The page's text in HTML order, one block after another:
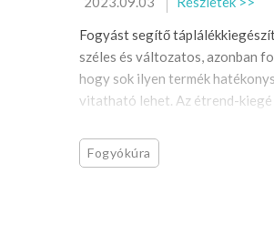
Fogyást segítő
széles és változatos, azonban
hogy sok ilyen termék
vitatható lehet. Az étrend-kiegé
Fogyókúra